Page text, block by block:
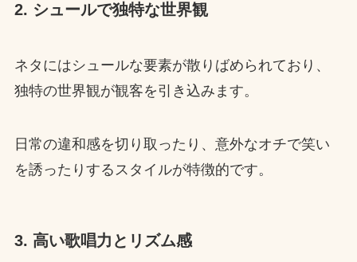
2. シュールで独特な世界観
ネタにはシュールな要素が散りばめられており、
独特の世界観が観客を引き込みます。
日常の違和感を切り取ったり、意外なオチで笑い
を誘ったりするスタイルが特徴的です。
3. 高い歌唱力とリズム感